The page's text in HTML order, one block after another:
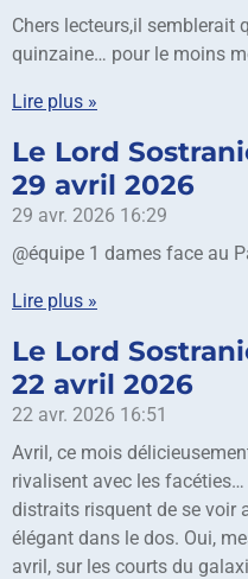
Chers lecteurs,il semblerait
quinzaine… pour le moins
Lire plus »
Le Lord
29 avril 2026
29 avr. 2026 16:29
@équipe 1 dames face au
Lire plus »
Le Lord
22 avril 2026
22 avr. 2026 16:51
Avril, ce mois
rivalisent avec les
distraits risquent de se voir
élégant dans le dos. Oui,
avril, sur les courts du